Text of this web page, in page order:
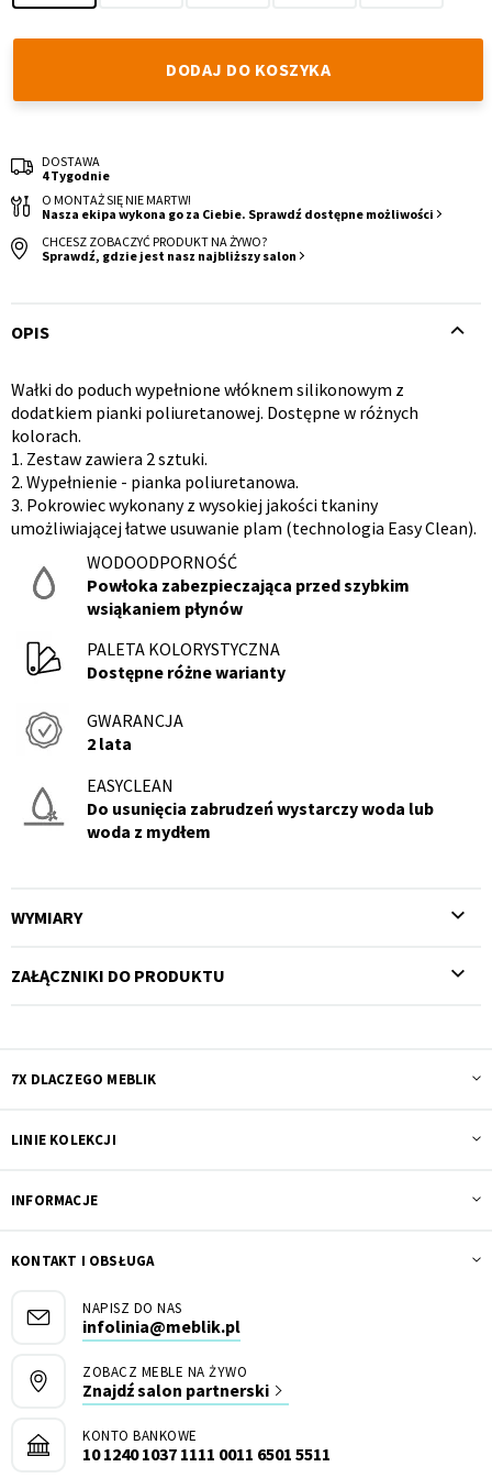
DODAJ DO KOSZYKA
DOSTAWA
4 Tygodnie
O MONTAŻ SIĘ NIE MARTW!
Nasza ekipa wykona go za Ciebie. Sprawdź dostępne możliwości
CHCESZ ZOBACZYĆ PRODUKT NA ŻYWO?
Sprawdź, gdzie jest nasz najbliższy salon
OPIS
Opis
produktu
Wałki do poduch wypełnione włóknem silikonowym z
dodatkiem pianki poliuretanowej. Dostępne w różnych
kolorach.
1. Zestaw zawiera 2 sztuki.
2. Wypełnienie - pianka poliuretanowa.
3. Pokrowiec wykonany z wysokiej jakości tkaniny
umożliwiającej łatwe usuwanie plam (technologia Easy Clean).
WODOODPORNOŚĆ
Powłoka zabezpieczająca przed szybkim
wsiąkaniem płynów
PALETA KOLORYSTYCZNA
Dostępne różne warianty
GWARANCJA
2 lata
EASYCLEAN
Do usunięcia zabrudzeń wystarczy woda lub
woda z mydłem
WYMIARY
ZAŁĄCZNIKI DO PRODUKTU
7X DLACZEGO MEBLIK
LINIE KOLEKCJI
INFORMACJE
KONTAKT I OBSŁUGA
NAPISZ DO NAS
infolinia@meblik.pl
ZOBACZ MEBLE NA ŻYWO
Znajdź salon partnerski
KONTO BANKOWE
10 1240 1037 1111 0011 6501 5511
Krzesło i fotel